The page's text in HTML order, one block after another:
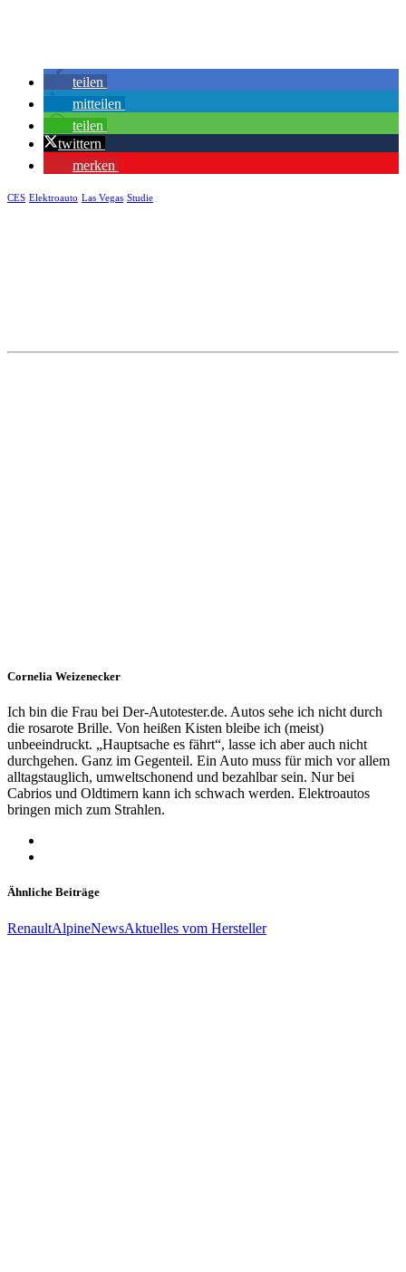
teilen
mitteilen
teilen
twittern
merken
CES Elektroauto Las Vegas Studie
Cornelia Weizenecker
Ich bin die Frau bei Der-Autotester.de. Autos sehe ich nicht durch
die rosarote Brille. Von heißen Kisten bleibe ich (meist)
unbeeindruckt. „Hauptsache es fährt“, lasse ich aber auch nicht
durchgehen. Ganz im Gegenteil. Ein Auto muss für mich vor allem
alltagstauglich, umweltschonend und bezahlbar sein. Nur bei
Cabrios und Oldtimern kann ich schwach werden. Elektroautos
bringen mich zum Strahlen.
Ähnliche Beiträge
RenaultAlpineNewsAktuelles vom Hersteller